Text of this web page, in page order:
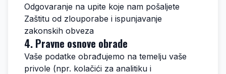
Odgovaranje na upite koje nam pošaljete
Zaštitu od zlouporabe i ispunjavanje
zakonskih obveza
4. Pravne osnove obrade
Vaše podatke obrađujemo na temelju vaše
privole (npr. kolačići za analitiku i